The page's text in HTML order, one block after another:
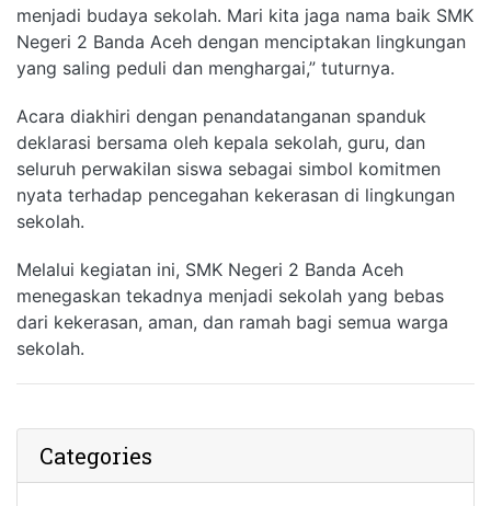
menjadi budaya sekolah. Mari kita jaga nama baik SMK
Negeri 2 Banda Aceh dengan menciptakan lingkungan
yang saling peduli dan menghargai,” tuturnya.
Acara diakhiri dengan penandatanganan spanduk
deklarasi bersama oleh kepala sekolah, guru, dan
seluruh perwakilan siswa sebagai simbol komitmen
nyata terhadap pencegahan kekerasan di lingkungan
sekolah.
Melalui kegiatan ini, SMK Negeri 2 Banda Aceh
menegaskan tekadnya menjadi sekolah yang bebas
dari kekerasan, aman, dan ramah bagi semua warga
sekolah.
Categories